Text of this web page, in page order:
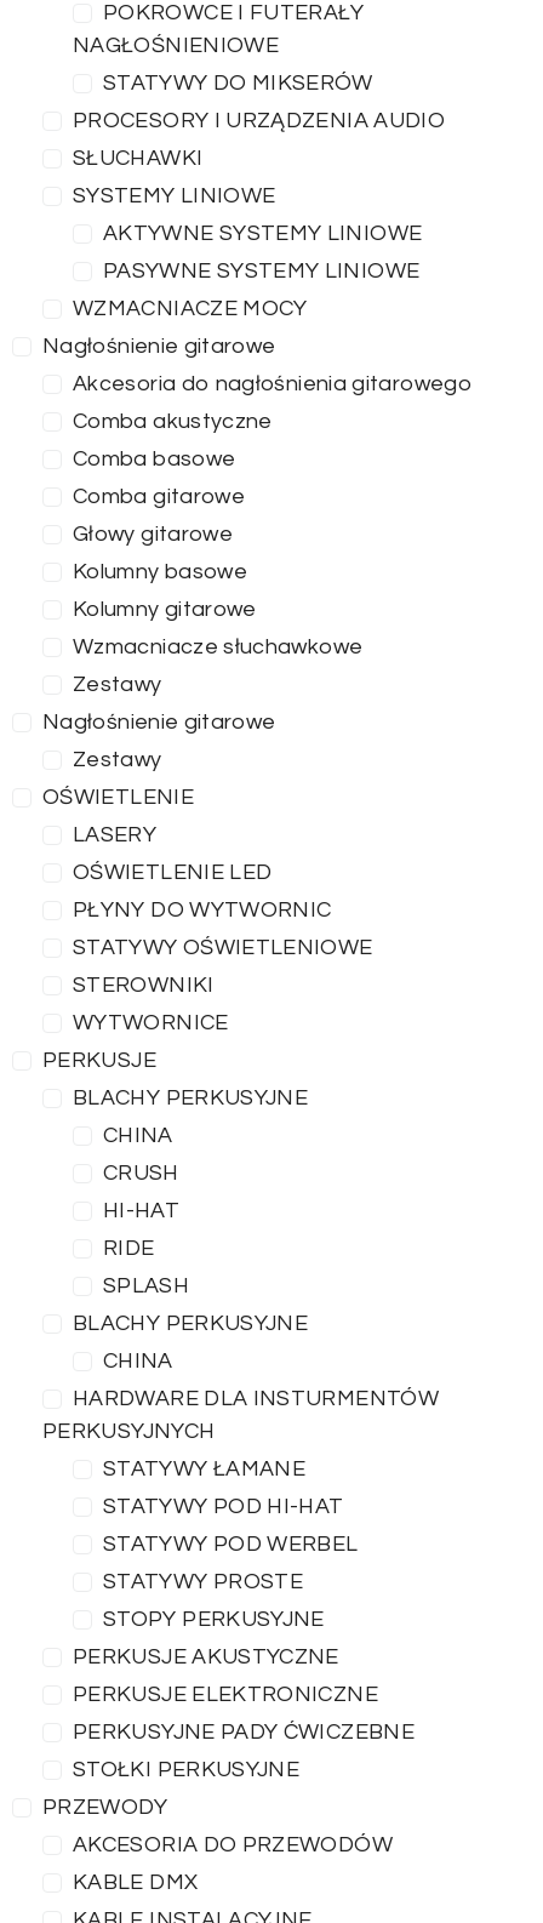
POKROWCE I FUTERAŁY
NAGŁOŚNIENIOWE
STATYWY DO MIKSERÓW
PROCESORY I URZĄDZENIA AUDIO
SŁUCHAWKI
SYSTEMY LINIOWE
AKTYWNE SYSTEMY LINIOWE
PASYWNE SYSTEMY LINIOWE
WZMACNIACZE MOCY
Nagłośnienie gitarowe
Akcesoria do nagłośnienia gitarowego
Comba akustyczne
Comba basowe
Comba gitarowe
Głowy gitarowe
Kolumny basowe
Kolumny gitarowe
Wzmacniacze słuchawkowe
Zestawy
Nagłośnienie gitarowe
Zestawy
OŚWIETLENIE
LASERY
OŚWIETLENIE LED
PŁYNY DO WYTWORNIC
STATYWY OŚWIETLENIOWE
STEROWNIKI
WYTWORNICE
PERKUSJE
BLACHY PERKUSYJNE
CHINA
CRUSH
HI-HAT
RIDE
SPLASH
BLACHY PERKUSYJNE
CHINA
HARDWARE DLA INSTURMENTÓW
PERKUSYJNYCH
STATYWY ŁAMANE
STATYWY POD HI-HAT
STATYWY POD WERBEL
STATYWY PROSTE
STOPY PERKUSYJNE
PERKUSJE AKUSTYCZNE
PERKUSJE ELEKTRONICZNE
PERKUSYJNE PADY ĆWICZEBNE
STOŁKI PERKUSYJNE
PRZEWODY
AKCESORIA DO PRZEWODÓW
KABLE DMX